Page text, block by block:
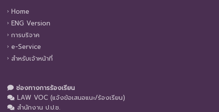
Home
ENG Version
การบริจาค
e-Service
สำหรับเจ้าหน้าที่
ช่องทางการร้องเรียน
LAW VOC (แจ้งข้อเสนอแนะ/ร้องเรียน)
สำนักงาน ป.ป.ช.